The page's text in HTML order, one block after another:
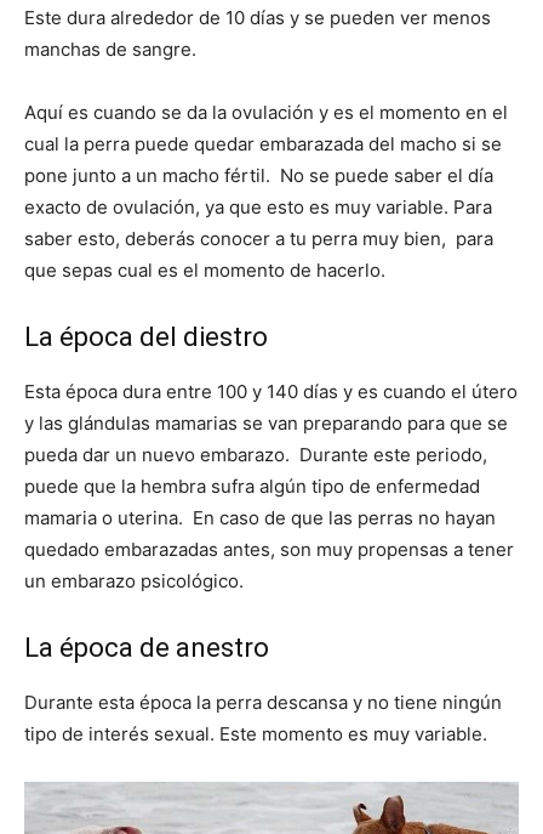
Este dura alrededor de 10 días y se pueden ver menos
manchas de sangre.
Aquí es cuando se da la ovulación y es el momento en el
cual la perra puede quedar embarazada del macho si se
pone junto a un macho fértil. No se puede saber el día
exacto de ovulación, ya que esto es muy variable. Para
saber esto, deberás conocer a tu perra muy bien, para
que sepas cual es el momento de hacerlo.
La época del diestro
Esta época dura entre 100 y 140 días y es cuando el útero
y las glándulas mamarias se van preparando para que se
pueda dar un nuevo embarazo. Durante este periodo,
puede que la hembra sufra algún tipo de enfermedad
mamaria o uterina. En caso de que las perras no hayan
quedado embarazadas antes, son muy propensas a tener
un embarazo psicológico.
La época de anestro
Durante esta época la perra descansa y no tiene ningún
tipo de interés sexual. Este momento es muy variable.